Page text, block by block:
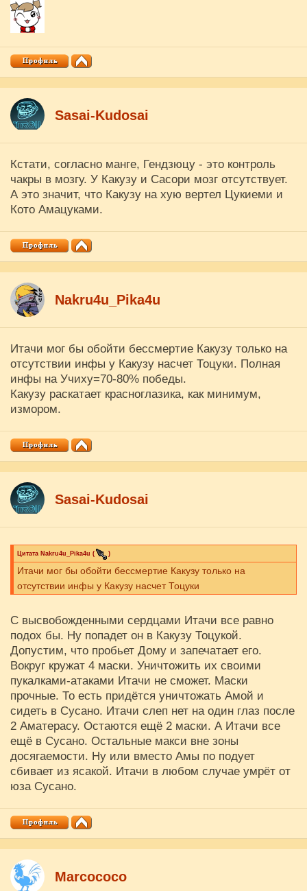
Sasai-Kudosai
Кстати, согласно манге, Гендзюцу - это контроль
чакры в мозгу. У Какузу и Сасори мозг отсутствует.
А это значит, что Какузу на хую вертел Цукиеми и
Кото Амацуками.
Nakru4u_Pika4u
Итачи мог бы обойти бессмертие Какузу только на
отсутствии инфы у Какузу насчет Тоцуки. Полная
инфы на Учиху=70-80% победы.
Какузу раскатает красноглазика, как минимум,
измором.
Sasai-Kudosai
Цитата Nakru4u_Pika4u ( )
Итачи мог бы обойти бессмертие Какузу только на
отсутствии инфы у Какузу насчет Тоцуки
С высвобожденными сердцами Итачи все равно
подох бы. Ну попадет он в Какузу Тоцукой.
Допустим, что пробьет Дому и запечатает его.
Вокруг кружат 4 маски. Уничтожить их своими
пукалками-атаками Итачи не сможет. Маски
прочные. То есть придётся уничтожать Амой и
сидеть в Сусано. Итачи слеп нет на один глаз после
2 Аматерасу. Остаются ещё 2 маски. А Итачи все
ещё в Сусано. Остальные макси вне зоны
досягаемости. Ну или вместо Амы по подует
сбивает из ясакой. Итачи в любом случае умрёт от
юза Сусано.
Marcococo